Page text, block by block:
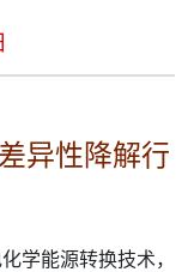
异性降解行
能源转换技术，